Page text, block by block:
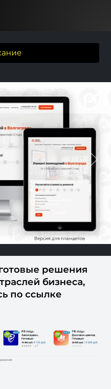
Next
решения
бизнеса,
по ссылке